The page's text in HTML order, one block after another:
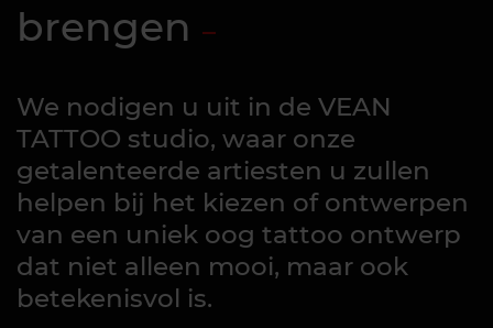
brengen
We nodigen u uit in de VEAN
TATTOO studio, waar onze
getalenteerde artiesten u zullen
helpen bij het kiezen of ontwerpen
van een uniek oog tattoo ontwerp
dat niet alleen mooi, maar ook
betekenisvol is.